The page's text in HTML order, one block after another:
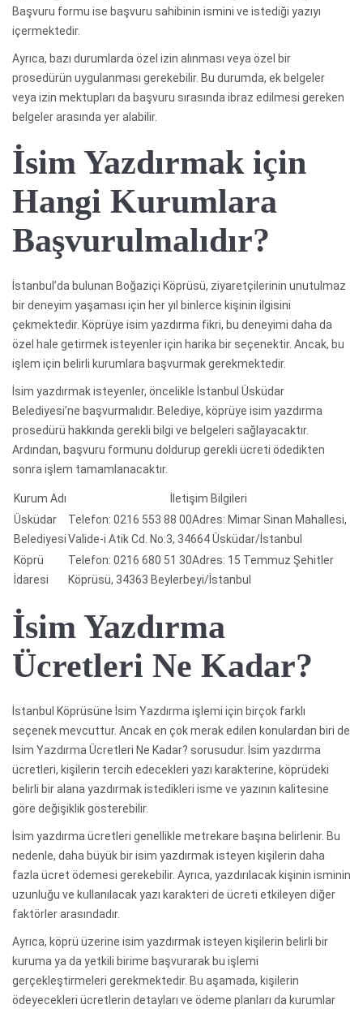
Başvuru formu ise başvuru sahibinin ismini ve istediği yazıyı
içermektedir.
Ayrıca, bazı durumlarda özel izin alınması veya özel bir
prosedürün uygulanması gerekebilir. Bu durumda, ek belgeler
veya izin mektupları da başvuru sırasında ibraz edilmesi gereken
belgeler arasında yer alabilir.
İsim Yazdırmak için
Hangi Kurumlara
Başvurulmalıdır?
İstanbul’da bulunan Boğaziçi Köprüsü, ziyaretçilerinin unutulmaz
bir deneyim yaşaması için her yıl binlerce kişinin ilgisini
çekmektedir. Köprüye isim yazdırma fikri, bu deneyimi daha da
özel hale getirmek isteyenler için harika bir seçenektir. Ancak, bu
işlem için belirli kurumlara başvurmak gerekmektedir.
İsim yazdırmak isteyenler, öncelikle İstanbul Üsküdar
Belediyesi’ne başvurmalıdır. Belediye, köprüye isim yazdırma
prosedürü hakkında gerekli bilgi ve belgeleri sağlayacaktır.
Ardından, başvuru formunu doldurup gerekli ücreti ödedikten
sonra işlem tamamlanacaktır.
Kurum Adı
İletişim Bilgileri
Üsküdar
Belediyesi
Telefon: 0216 553 88 00Adres: Mimar Sinan Mahallesi,
Valide-i Atik Cd. No:3, 34664 Üsküdar/İstanbul
Köprü
İdaresi
Telefon: 0216 680 51 30Adres: 15 Temmuz Şehitler
Köprüsü, 34363 Beylerbeyi/İstanbul
İsim Yazdırma
Ücretleri Ne Kadar?
İstanbul Köprüsüne İsim Yazdırma işlemi için birçok farklı
seçenek mevcuttur. Ancak en çok merak edilen konulardan biri de
Isim Yazdırma Ücretleri Ne Kadar? sorusudur. İsim yazdırma
ücretleri, kişilerin tercih edecekleri yazı karakterine, köprüdeki
belirli bir alana yazdırmak istedikleri isme ve yazının kalitesine
göre değişiklik gösterebilir.
İsim yazdırma ücretleri genellikle metrekare başına belirlenir. Bu
nedenle, daha büyük bir isim yazdırmak isteyen kişilerin daha
fazla ücret ödemesi gerekebilir. Ayrıca, yazdırılacak kişinin isminin
uzunluğu ve kullanılacak yazı karakteri de ücreti etkileyen diğer
faktörler arasındadır.
Ayrıca, köprü üzerine isim yazdırmak isteyen kişilerin belirli bir
kuruma ya da yetkili birime başvurarak bu işlemi
gerçekleştirmeleri gerekmektedir. Bu aşamada, kişilerin
ödeyecekleri ücretlerin detayları ve ödeme planları da kurumlar